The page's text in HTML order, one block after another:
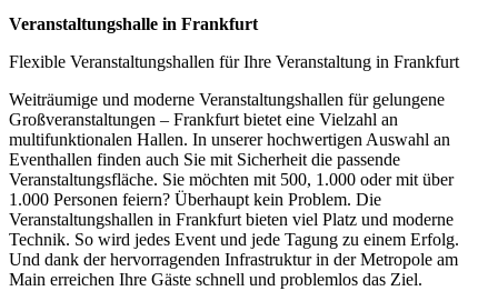
Veranstaltungshalle in Frankfurt
Flexible Veranstaltungshallen für Ihre Veranstaltung in Frankfurt
Weiträumige und moderne Veranstaltungshallen für gelungene
Großveranstaltungen – Frankfurt bietet eine Vielzahl an
multifunktionalen Hallen. In unserer hochwertigen Auswahl an
Eventhallen finden auch Sie mit Sicherheit die passende
Veranstaltungsfläche. Sie möchten mit 500, 1.000 oder mit über
1.000 Personen feiern? Überhaupt kein Problem. Die
Veranstaltungshallen in Frankfurt bieten viel Platz und moderne
Technik. So wird jedes Event und jede Tagung zu einem Erfolg.
Und dank der hervorragenden Infrastruktur in der Metropole am
Main erreichen Ihre Gäste schnell und problemlos das Ziel.